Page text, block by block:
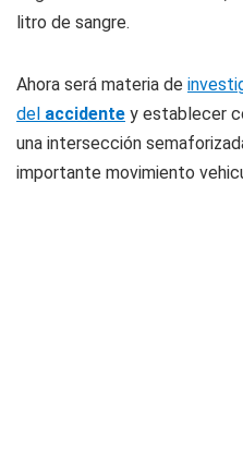
litro de sangre.
Ahora será materia de
del accidente y establecer
una intersección
importante movimiento